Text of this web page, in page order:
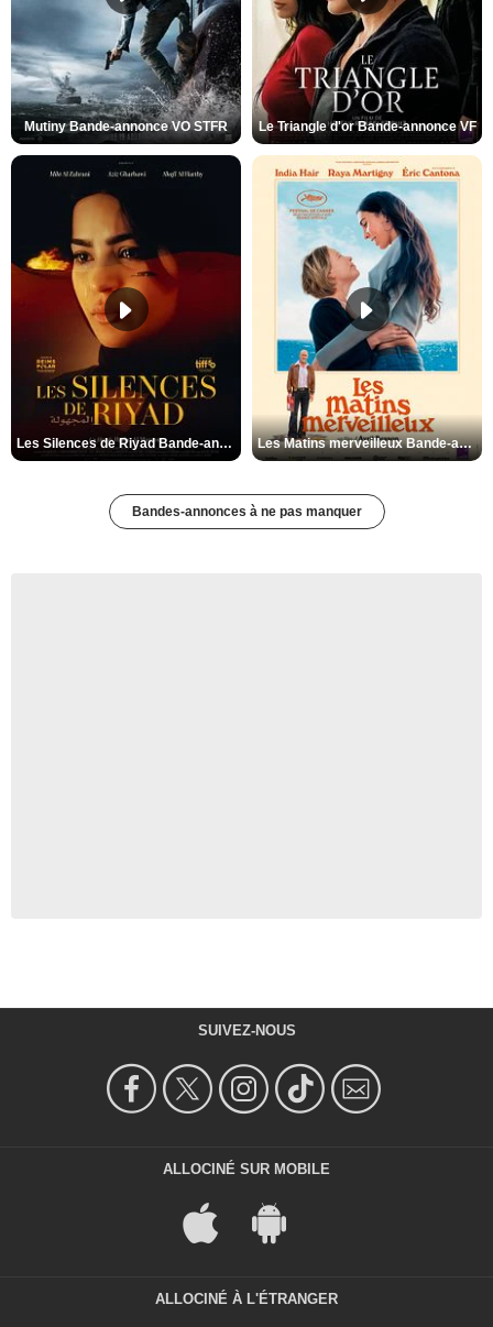
Mutiny Bande-annonce VO STFR Le Triangle d'or Bande-annonce VF
Les Silences de Riyad Bande-annonce VO STFR Les Matins merveilleux Bande-annonce VF
Bandes-annonces à ne pas manquer
SUIVEZ-NOUS
ALLOCINÉ SUR MOBILE
ALLOCINÉ À L'ÉTRANGER